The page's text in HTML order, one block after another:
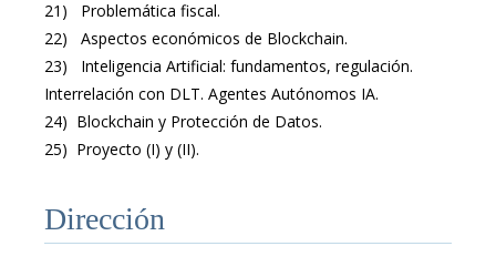
21) Problemática fiscal.
22) Aspectos económicos de Blockchain.
23) Inteligencia Artificial: fundamentos, regulación.
Interrelación con DLT. Agentes Autónomos IA.
24) Blockchain y Protección de Datos.
25) Proyecto (I) y (II).
Dirección